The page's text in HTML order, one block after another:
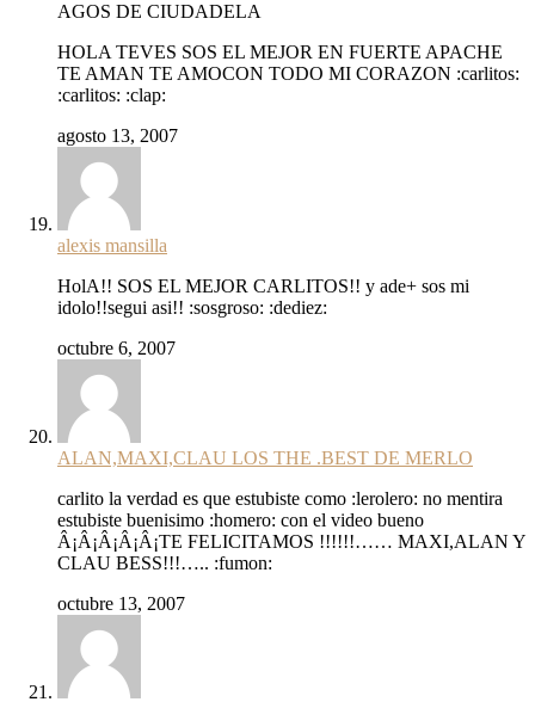
AGOS DE CIUDADELA
HOLA TEVES SOS EL MEJOR EN FUERTE APACHE
TE AMAN TE AMOCON TODO MI CORAZON :carlitos:
:carlitos: :clap:
agosto 13, 2007
alexis mansilla
HolA!! SOS EL MEJOR CARLITOS!! y ade+ sos mi
idolo!!segui asi!! :sosgroso: :dediez:
octubre 6, 2007
ALAN,MAXI,CLAU LOS THE .BEST DE MERLO
carlito la verdad es que estubiste como :lerolero: no mentira
estubiste buenisimo :homero: con el video bueno
Â¡Â¡Â¡Â¡Â¡TE FELICITAMOS !!!!!!…… MAXI,ALAN Y
CLAU BESS!!!….. :fumon:
octubre 13, 2007